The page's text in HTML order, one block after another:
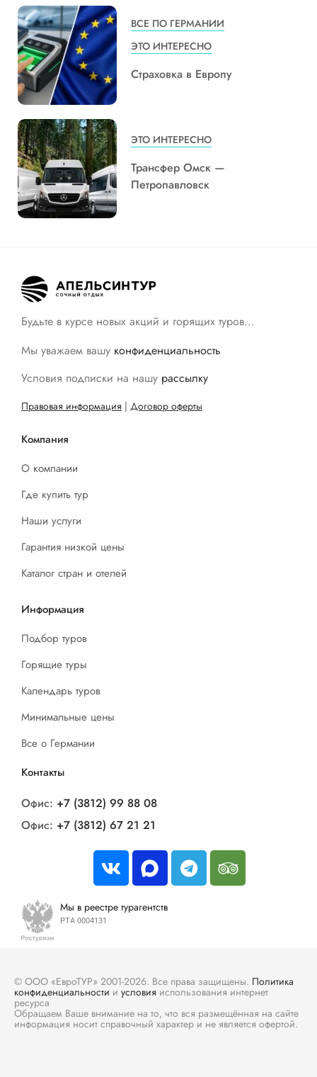
ВСЕ ПО ГЕРМАНИИ
ЭТО ИНТЕРЕСНО
Страховка в Европу
ЭТО ИНТЕРЕСНО
Трансфер Омск —
Петропавловск
Будьте в курсе новых акций и горящих туров…
Мы уважаем вашу конфиденциальность
Условия подписки на нашу рассылку
Правовая информация | Договор оферты
Компания
О компании
Где купить тур
Наши услуги
Гарантия низкой цены
Каталог стран и отелей
Информация
Подбор туров
Горящие туры
Календарь туров
Минимальные цены
Все о Германии
Контакты
Офис: +7 (3812) 99 88 08
Офис: +7 (3812) 67 21 21
Мы в реестре турагентств
РТА 0004131
© ООО «ЕвроТУР» 2001-2026. Все права защищены. Политика
конфиденциальности и условия использования интернет
ресурса
Обращаем Ваше внимание на то, что вся размещённая на сайте
информация носит справочный характер и не является офертой.